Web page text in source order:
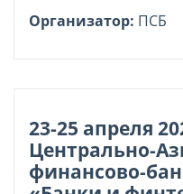
Организатор: ПСБ
23-25 апреля
Центрально-
финансово-